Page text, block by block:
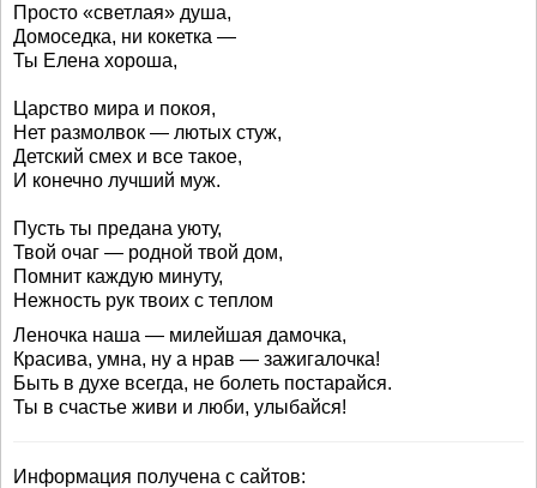
Просто «светлая» душа,
Домоседка, ни кокетка —
Ты Елена хороша,
Царство мира и покоя,
Нет размолвок — лютых стуж,
Детский смех и все такое,
И конечно лучший муж.
Пусть ты предана уюту,
Твой очаг — родной твой дом,
Помнит каждую минуту,
Нежность рук твоих с теплом
Леночка наша — милейшая дамочка,
Красива, умна, ну а нрав — зажигалочка!
Быть в духе всегда, не болеть постарайся.
Ты в счастье живи и люби, улыбайся!
Информация получена с сайтов: